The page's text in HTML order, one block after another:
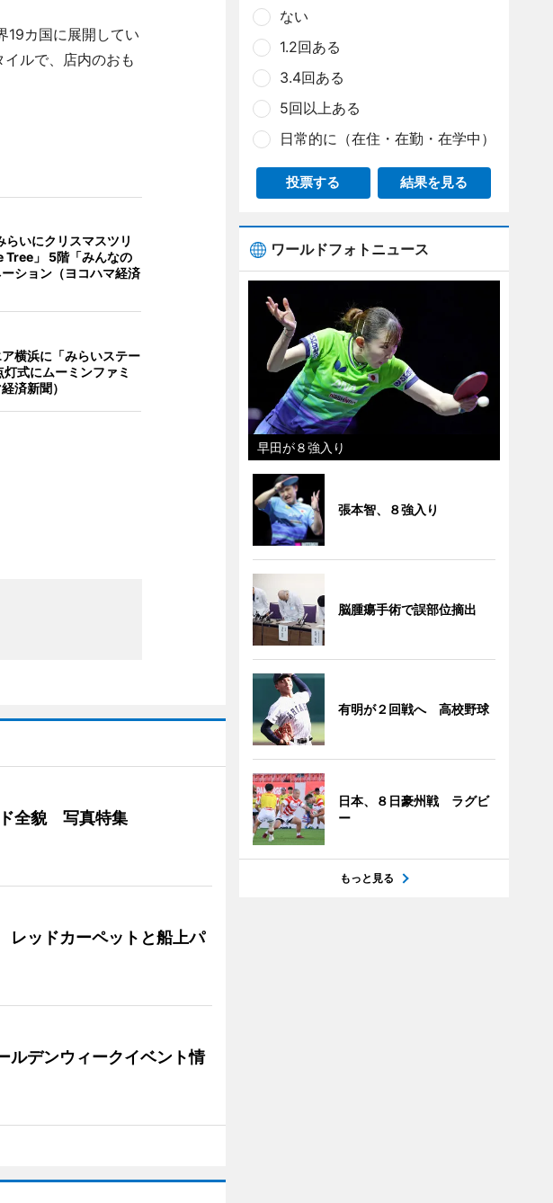
19カ国に展開してい
ルで、店内のおも
らいにクリスマスツリ
」 5階「みんなの
ション（ヨコハマ経済
横浜に「みらいステー
式にムーミンファミ
済新聞）
ド全貌 写真特集
ッドカーペットと船上パ
デンウィークイベント情
ない
1.2回ある
3.4回ある
5回以上ある
日常的に（在住・在勤・在学中）
投票する 結果を見る
ワールドフォトニュース
早田が８強入り
張本智、８強入り
脳腫瘍手術で誤部位摘出
有明が２回戦へ 高校野球
日本、８日豪州戦 ラグビ
ー
もっと見る